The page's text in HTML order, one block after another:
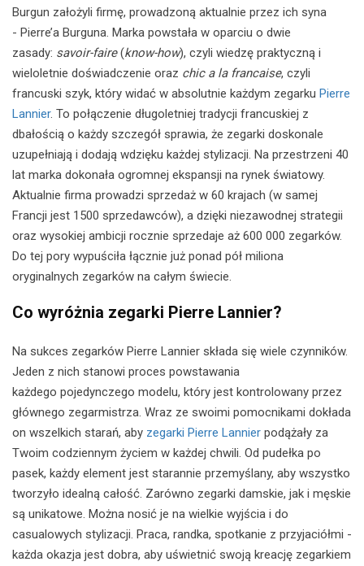
Burgun założyli firmę, prowadzoną aktualnie przez ich syna
- Pierre’a Burguna. Marka powstała w oparciu o dwie
zasady: savoir-faire(know-how), czyli wiedzę praktyczną i
wieloletnie doświadczenie oraz chic a la francaise, czyli
francuski szyk, który widać w absolutnie każdym zegarku Pierre
Lannier. To połączenie długoletniej tradycji francuskiej z
dbałością o każdy szczegół sprawia, że zegarki doskonale
uzupełniają i dodają wdzięku każdej stylizacji. Na przestrzeni 40
lat marka dokonała ogromnej ekspansji na rynek światowy.
Aktualnie firma prowadzi sprzedaż w 60 krajach (w samej
Francji jest 1500 sprzedawców), a dzięki niezawodnej strategii
oraz wysokiej ambicji rocznie sprzedaje aż 600 000 zegarków.
Do tej pory wypuściła łącznie już ponad pół miliona
oryginalnych zegarków na całym świecie.
Co wyróżnia zegarki Pierre Lannier?
Na sukces zegarków Pierre Lannier składa się wiele czynników.
Jeden z nich stanowi proces powstawania
każdego pojedynczego modelu, który jest kontrolowany przez
głównego zegarmistrza. Wraz ze swoimi pomocnikami dokłada
on wszelkich starań, aby zegarki Pierre Lannier podążały za
Twoim codziennym życiem w każdej chwili. Od pudełka po
pasek, każdy element jest starannie przemyślany, aby wszystko
tworzyło idealną całość. Zarówno zegarki damskie, jak i męskie
są unikatowe. Można nosić je na wielkie wyjścia i do
casualowych stylizacji. Praca, randka, spotkanie z przyjaciółmi -
każda okazja jest dobra, aby uświetnić swoją kreację zegarkiem